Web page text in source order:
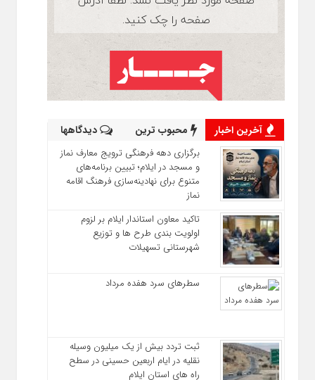
آخرین اخبار محبوب ترین دیدگاهها
برگزاری دهه فرهنگی ترویج معارف نماز
و مسجد در ایلام؛ تبیین برنامه‌های
متنوع برای نهادینه‌سازی فرهنگ اقامه
نماز
تاکید معاون استاندار ایلام بر لزوم
اولویت‌ بندی طرح‌ ها و توزیع
شهرستانی تسهیلات
سطرهای سرد هفده مرداد
ثبت تردد بیش از یک میلیون وسیله
نقلیه در ایام اربعین حسینی در سطح
راه‌ های استان ایلام